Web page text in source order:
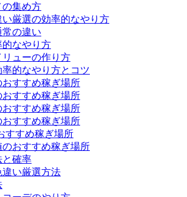
の集め方
厳選の効率的なやり方
の違い
的なやり方
リューの作り方
率的なやり方とコツ
すすめ稼ぎ場所
すすめ稼ぎ場所
おすすめ稼ぎ場所
すすめ稼ぎ場所
すすめ稼ぎ場所
おすすめ稼ぎ場所
と確率
い厳選方法